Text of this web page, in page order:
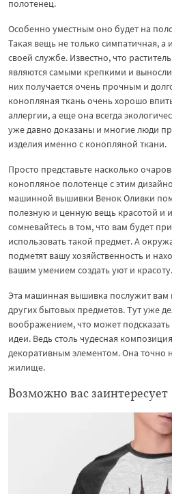
полотенец.
Особенно уместным оно будет на
Такая вещь не только симпатичная, а
своей службе. Известно, что
являются самыми крепкими и
них получается очень прочным и
конопляная ткань очень хорошо
аллергии, а еще она всегда
уже давно доказаны и многие люди
изделия именно с конопляной ткани.
Просто представьте насколько
конопляное полотенце с этим
машинной вышивки Венок Оливки
полезную и ценную вещь красотой и
сомневайтесь в том, что вам будет
использовать такой предмет. А
подметят вашу хозяйственность и
вашим умением создать уют и красоту.
Эта машинная вышивка послужит
других бытовых предметов. Тут уже
воображением, что может
идеи. Ведь столь чудесная
декоративным элементом. Она точно
жилище.
Возможно вас заинтересует